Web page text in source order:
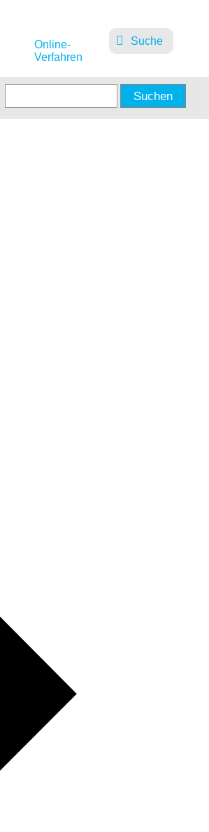
Suche
Online-
Verfahren